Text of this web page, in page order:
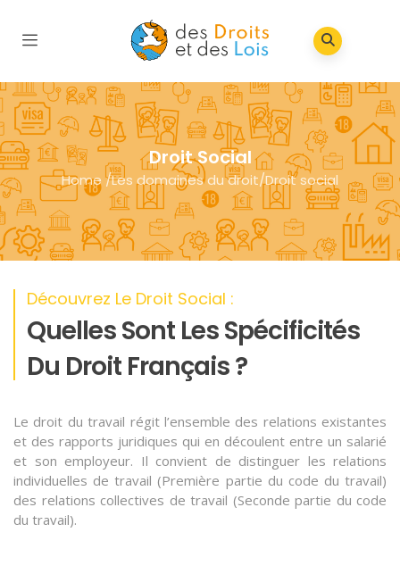
Droit Social
Home /Les domaines du droit/Droit social
Découvrez Le Droit Social :
Quelles Sont Les Spécificités
Du Droit Français ?
Le droit du travail régit l’ensemble des relations existantes
et des rapports juridiques qui en découlent entre un salarié
et son employeur. Il convient de distinguer les relations
individuelles de travail (Première partie du code du travail)
des relations collectives de travail (Seconde partie du code
du travail).